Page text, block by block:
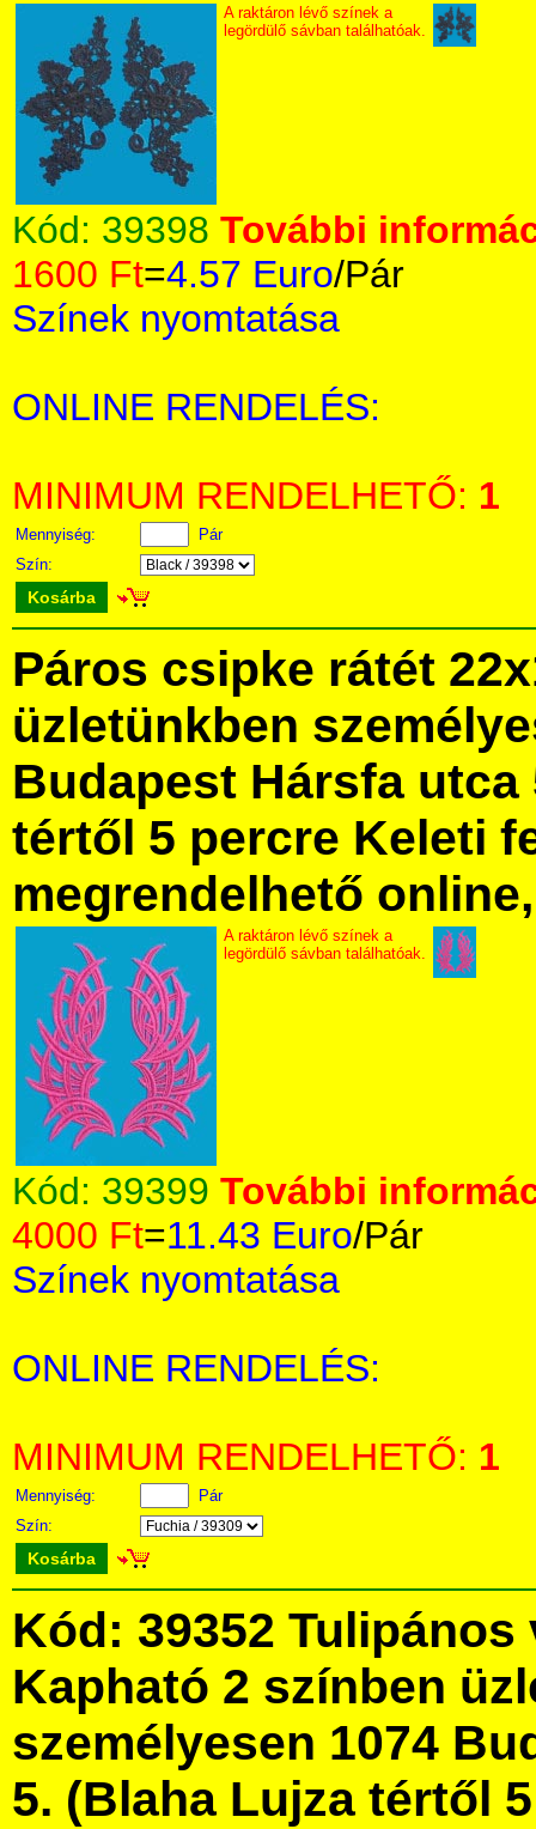
A raktáron lévő színek a
legördülő sávban találhatóak.
Kód: 39398 További
1600 Ft=4.57 Euro/Pár
Színek nyomtatása
ONLINE RENDELÉS:
MINIMUM RENDELHETŐ: 1
Mennyiség:
Pár
Szín:
Kosárba
Páros csipke rátét
üzletünkben
Budapest Hársfa utca
tértől 5 percre Keleti
megrendelhető
A raktáron lévő színek a
legördülő sávban találhatóak.
Kód: 39399 További
4000 Ft=11.43 Euro/Pár
Színek nyomtatása
ONLINE RENDELÉS:
MINIMUM RENDELHETŐ: 1
Mennyiség:
Pár
Szín:
Kosárba
Kód: 39352
Kapható 2 színben
személyesen 1074
5. (Blaha Lujza tértől